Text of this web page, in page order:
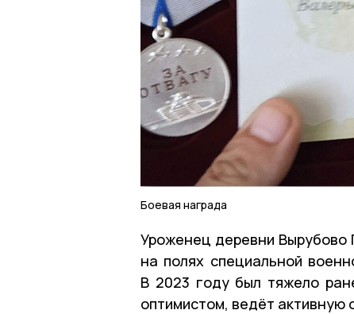
Боевая награда
Уроженец деревни Вырубово
на полях специальной
В 2023 году был тяжело
оптимистом, ведёт